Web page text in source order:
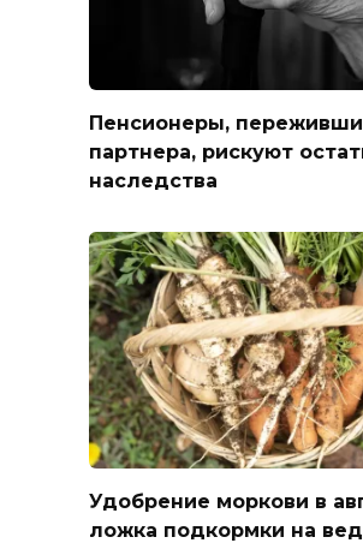
Пенсионеры,
партнера, рискуют
наследства
Удобрение моркови в
ложка подкормки на